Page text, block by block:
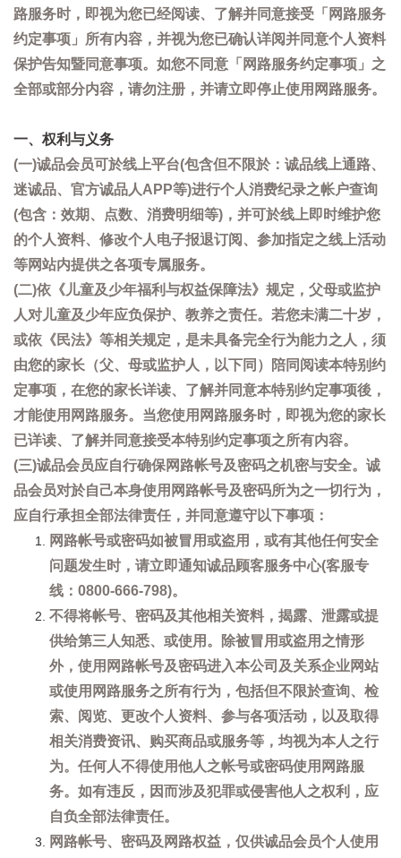
路服务时，即视为您已经阅读、了解并同意接受「网路服务
约定事项」所有内容，并视为您已确认详阅并同意个人资料
保护告知暨同意事项。如您不同意「网路服务约定事项」之
全部或部分内容，请勿注册，并请立即停止使用网路服务。
一、权利与义务
(一)诚品会员可於线上平台(包含但不限於：诚品线上通路、
迷诚品、官方诚品人APP等)进行个人消费纪录之帐户查询
(包含：效期、点数、消费明细等)，并可於线上即时维护您
的个人资料、修改个人电子报退订阅、参加指定之线上活动
等网站内提供之各项专属服务。
(二)依《儿童及少年福利与权益保障法》规定，父母或监护
人对儿童及少年应负保护、教养之责任。若您未满二十岁，
或依《民法》等相关规定，是未具备完全行为能力之人，须
由您的家长（父、母或监护人，以下同）陪同阅读本特别约
定事项，在您的家长详读、了解并同意本特别约定事项後，
才能使用网路服务。当您使用网路服务时，即视为您的家长
已详读、了解并同意接受本特别约定事项之所有内容。
(三)诚品会员应自行确保网路帐号及密码之机密与安全。诚
品会员对於自己本身使用网路帐号及密码所为之一切行为，
应自行承担全部法律责任，并同意遵守以下事项：
网路帐号或密码如被冒用或盗用，或有其他任何安全
问题发生时，请立即通知诚品顾客服务中心(客服专
线：0800-666-798)。
不得将帐号、密码及其他相关资料，揭露、泄露或提
供给第三人知悉、或使用。除被冒用或盗用之情形
外，使用网路帐号及密码进入本公司及关系企业网站
或使用网路服务之所有行为，包括但不限於查询、检
索、阅览、更改个人资料、参与各项活动，以及取得
相关消费资讯、购买商品或服务等，均视为本人之行
为。任何人不得使用他人之帐号或密码使用网路服
务。如有违反，因而涉及犯罪或侵害他人之权利，应
自负全部法律责任。
网路帐号、密码及网路权益，仅供诚品会员个人使用